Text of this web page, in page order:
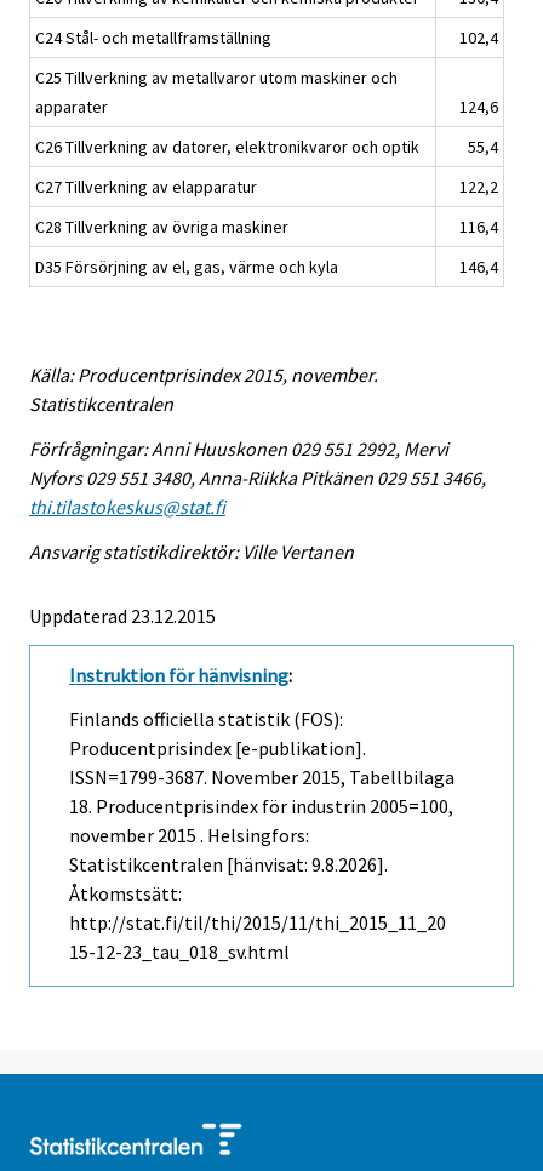
C24 Stål- och metallframställning
102,4
C25 Tillverkning av metallvaror utom maskiner och
apparater
124,6
C26 Tillverkning av datorer, elektronikvaror och optik
55,4
C27 Tillverkning av elapparatur
122,2
C28 Tillverkning av övriga maskiner
116,4
D35 Försörjning av el, gas, värme och kyla
146,4
Källa: Producentprisindex 2015, november.
Statistikcentralen
Förfrågningar: Anni Huuskonen 029 551 2992, Mervi
Nyfors 029 551 3480, Anna-Riikka Pitkänen 029 551 3466,
thi.tilastokeskus@stat.fi
Ansvarig statistikdirektör: Ville Vertanen
Uppdaterad 23.12.2015
Instruktion för hänvisning:
Finlands officiella statistik (FOS):
Producentprisindex [e-publikation].
ISSN=1799-3687. November 2015, Tabellbilaga
18. Producentprisindex för industrin 2005=100,
november 2015 . Helsingfors:
Statistikcentralen [hänvisat: 9.8.2026].
Åtkomstsätt:
http://stat.fi/til/thi/2015/11/thi_2015_11_20
15-12-23_tau_018_sv.html